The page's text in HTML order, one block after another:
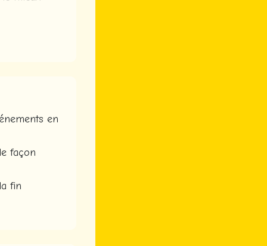
en
façon
fin